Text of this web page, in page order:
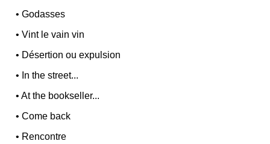
•Godasses
•Vint le vain vin
• Désertion ou expulsion
• In the street...
•At the bookseller...
•Come back
• Rencontre